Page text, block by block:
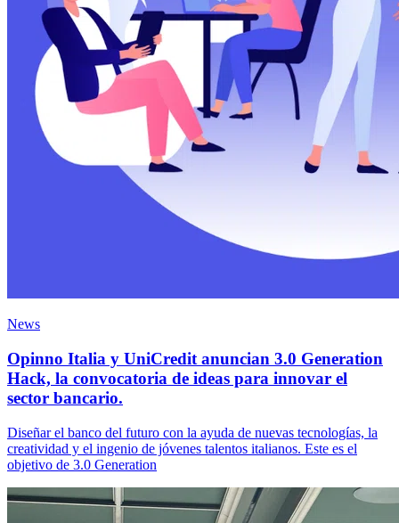
News
Opinno Italia y UniCredit anuncian 3.0 Generation
Hack, la convocatoria de ideas para innovar el
sector bancario.
Diseñar el banco del futuro con la ayuda de nuevas tecnologías, la
creatividad y el ingenio de jóvenes talentos italianos. Este es el
objetivo de 3.0 Generation